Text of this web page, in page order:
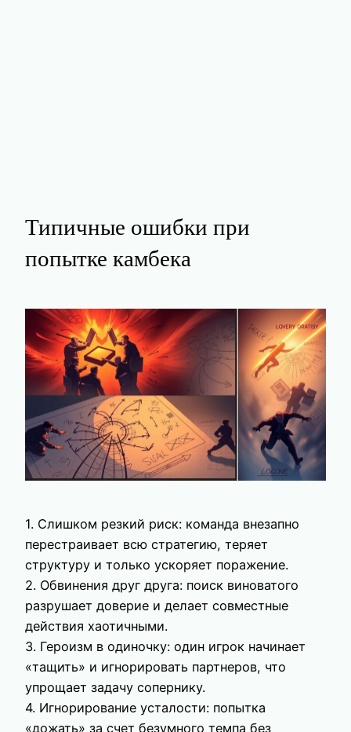
Типичные ошибки при
попытке камбека
1. Слишком резкий риск: команда внезапно
перестраивает всю стратегию, теряет
структуру и только ускоряет поражение.
2. Обвинения друг друга: поиск виноватого
разрушает доверие и делает совместные
действия хаотичными.
3. Героизм в одиночку: один игрок начинает
«тащить» и игнорировать партнеров, что
упрощает задачу сопернику.
4. Игнорирование усталости: попытка
«дожать» за счет безумного темпа без